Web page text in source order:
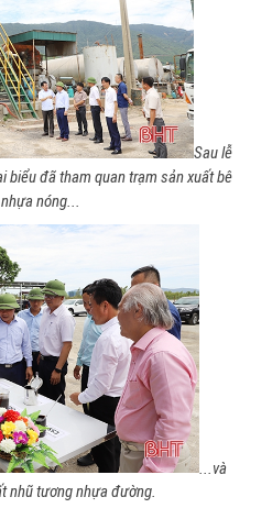
Sau lễ
biểu đã tham quan trạm sản xuất bê
nóng...
...và
nhũ tương nhựa đường.